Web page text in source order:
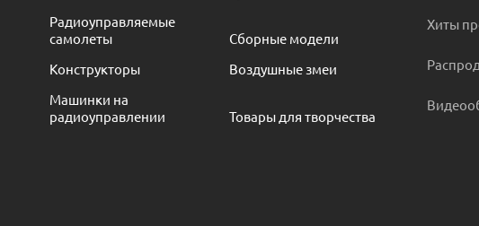
Радиоуправляемые
самолеты
Сборные модели
Конструкторы
Воздушные змеи
Машинки на
радиоуправлении
Товары для творчества
Хиты